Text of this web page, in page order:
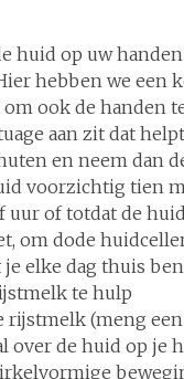
huid op uw
hebben we een
ook de handen
aan zit dat
en neem dan
voorzichtig tien
of totdat de
om dode
elke dag thuis
te hulp
rijstmelk (meng
de huid op je